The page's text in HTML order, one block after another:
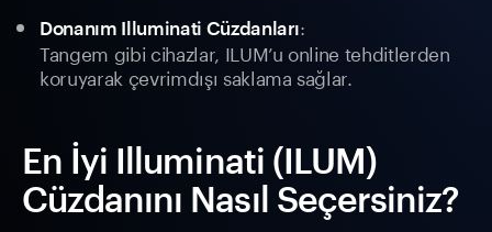
Donanım Illuminati Cüzdanları:
Tangem gibi cihazlar, ILUM’u online tehditlerden
koruyarak çevrimdışı saklama sağlar.
En İyi Illuminati (ILUM)
Cüzdanını Nasıl Seçersiniz?